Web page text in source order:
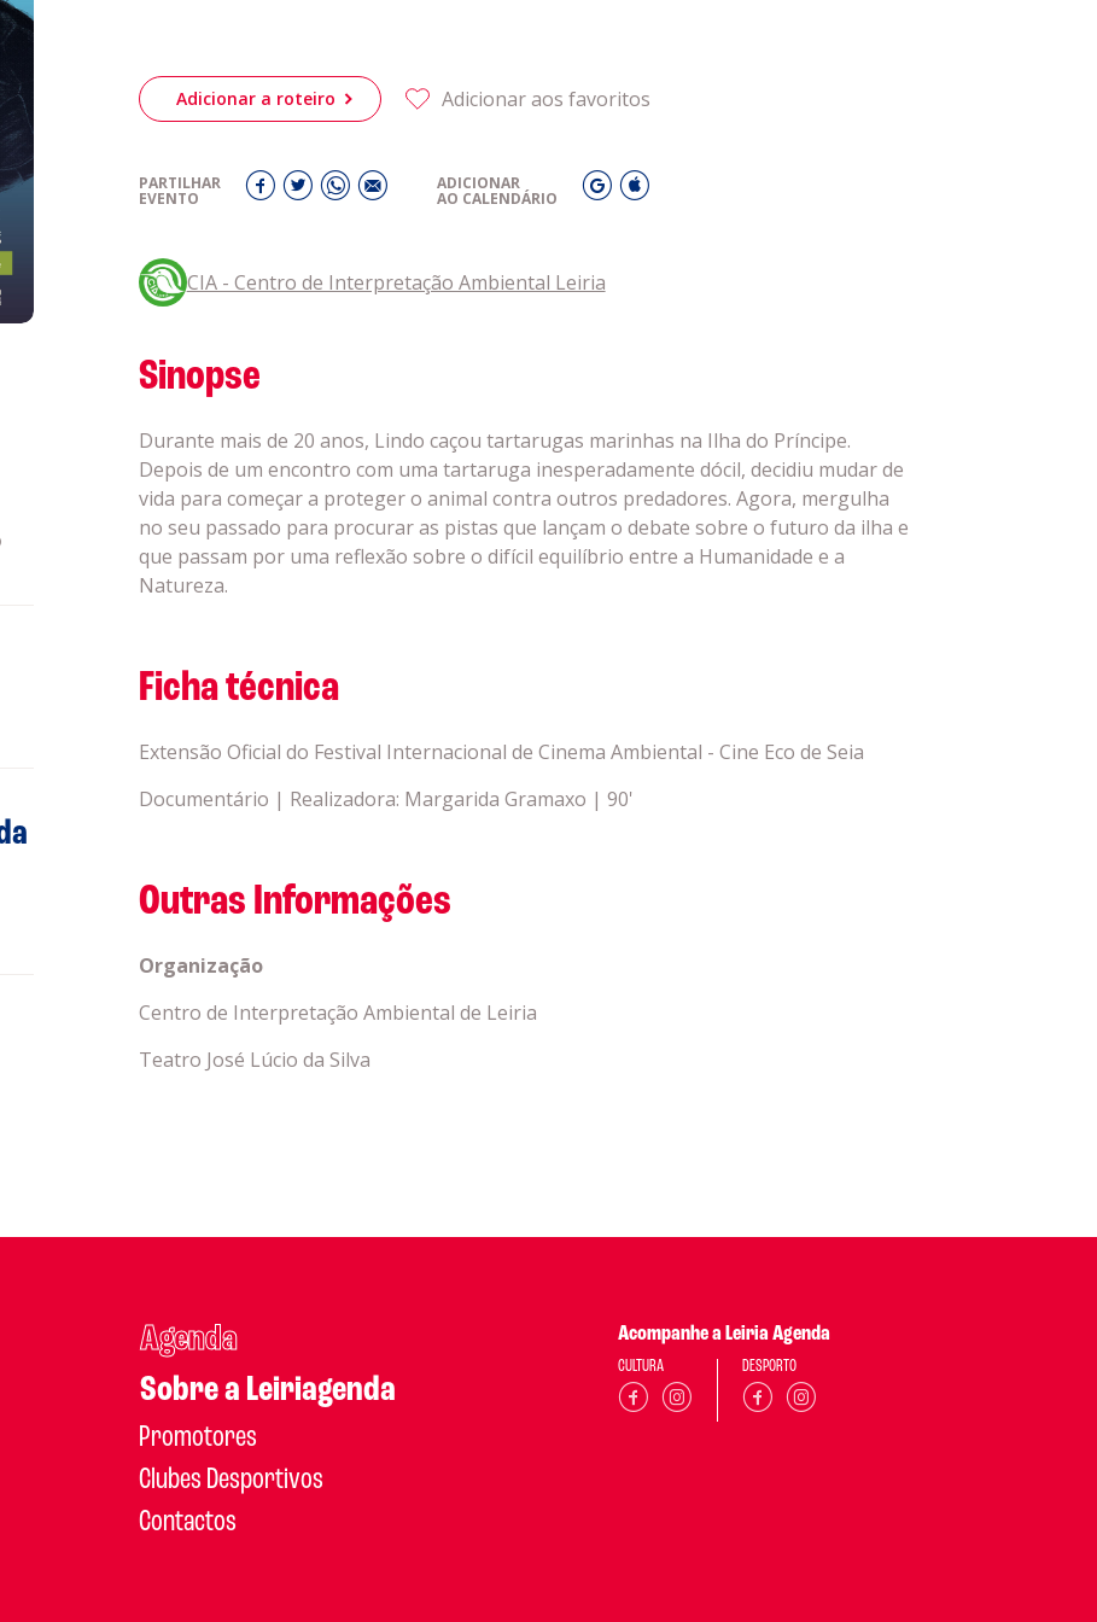
Desportivos
Adicionar a roteiro Adicionar aos favoritos
PARTILHAR
EVENTO
ADICIONAR
AO CALENDÁRIO
CIA - Centro de Interpretação Ambiental Leiria
Sinopse
Durante mais de 20 anos, Lindo caçou tartarugas marinhas na Ilha do Príncipe.
Depois de um encontro com uma tartaruga inesperadamente dócil, decidiu mudar de
vida para começar a proteger o animal contra outros predadores. Agora, mergulha
no seu passado para procurar as pistas que lançam o debate sobre o futuro da ilha e
que passam por uma reflexão sobre o difícil equilíbrio entre a Humanidade e a
Natureza.
Ficha técnica
Extensão Oficial do Festival Internacional de Cinema Ambiental - Cine Eco de Seia
Documentário | Realizadora: Margarida Gramaxo | 90'
Outras Informações
Organização
Centro de Interpretação Ambiental de Leiria
Teatro José Lúcio da Silva
Agenda
Sobre a Leiriagenda
Promotores
Clubes Desportivos
Contactos
Acompanhe a Leiria Agenda
CULTURA DESPORTO